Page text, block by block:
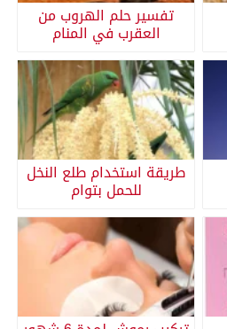
تفسير حلم الهروب من
العقرب في المنام
طريقة استخدام طلع النخل
للحمل بتوام